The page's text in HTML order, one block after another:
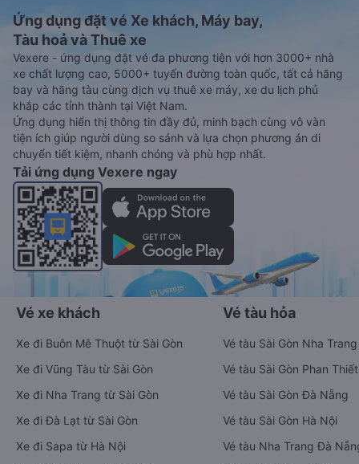
Ứng dụng đặt vé Xe khách, Máy bay,
Tàu hoả và Thuê xe
Vexere - ứng dụng đặt vé đa phương tiện với hơn 3000+ nhà
xe chất lượng cao, 5000+ tuyến đường toàn quốc, tất cả hãng
bay và hãng tàu cùng dịch vụ thuê xe máy, xe du lịch phủ
khắp các tỉnh thành tại Việt Nam.
Ứng dụng hiển thị thông tin đầy đủ, minh bạch cùng vô vàn
tiện ích giúp người dùng so sánh và lựa chọn phương án di
chuyển tiết kiệm, nhanh chóng và phù hợp nhất.
Tải ứng dụng Vexere ngay
Vé xe khách
Xe đi Buôn Mê Thuột từ Sài Gòn
Xe đi Vũng Tàu từ Sài Gòn
Xe đi Nha Trang từ Sài Gòn
Xe đi Đà Lạt từ Sài Gòn
Xe đi Sapa từ Hà Nội
Vé tàu hỏa
Vé tàu Sài Gòn Nha Trang
Vé tàu Sài Gòn Phan Thiết
Vé tàu Sài Gòn Đà Nẵng
Vé tàu Sài Gòn Hà Nội
Vé tàu Nha Trang Đà